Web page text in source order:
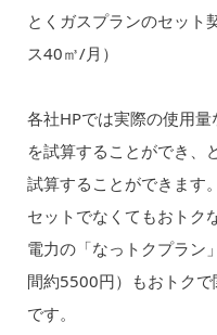
とくガスプランのセッ
ス40㎥/月）
各社HPでは実際の使用
を試算することができ、
試算することができます。
セットでなくてもおトク
電力の「なっトクプラン
間約5500円）もおトク
です。